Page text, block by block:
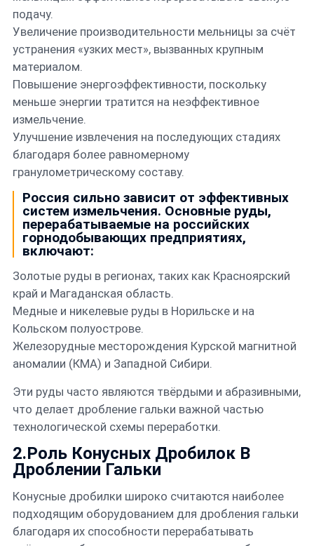
подачу.
Увеличение производительности мельницы за счёт
устранения «узких мест», вызванных крупным
материалом.
Повышение энергоэффективности, поскольку
меньше энергии тратится на неэффективное
измельчение.
Улучшение извлечения на последующих стадиях
благодаря более равномерному
гранулометрическому составу.
Россия сильно зависит от эффективных
систем измельчения. Основные руды,
перерабатываемые на российских
горнодобывающих предприятиях,
включают:
Золотые руды в регионах, таких как Красноярский
край и Магаданская область.
Медные и никелевые руды в Норильске и на
Кольском полуострове.
Железорудные месторождения Курской магнитной
аномалии (КМА) и Западной Сибири.
Эти руды часто являются твёрдыми и абразивными,
что делает дробление гальки важной частью
технологической схемы переработки.
2.Роль Конусных Дробилок В
Дроблении Гальки
Конусные дробилки широко считаются наиболее
подходящим оборудованием для дробления гальки
благодаря их способности перерабатывать